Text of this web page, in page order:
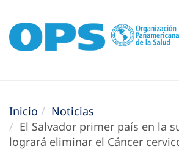
Inicio
Noticias
El Salvador primer país en la
logrará eliminar el Cáncer